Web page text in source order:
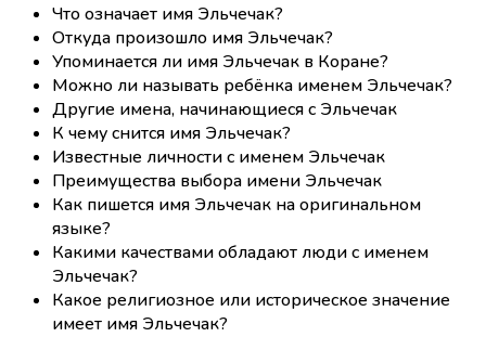
Что означает имя Эльчечак?
Откуда произошло имя Эльчечак?
Упоминается ли имя Эльчечак в Коране?
Можно ли называть ребёнка именем Эльчечак?
Другие имена, начинающиеся с Эльчечак
К чему снится имя Эльчечак?
Известные личности с именем Эльчечак
Преимущества выбора имени Эльчечак
Как пишется имя Эльчечак на оригинальном
языке?
Какими качествами обладают люди с именем
Эльчечак?
Какое религиозное или историческое значение
имеет имя Эльчечак?